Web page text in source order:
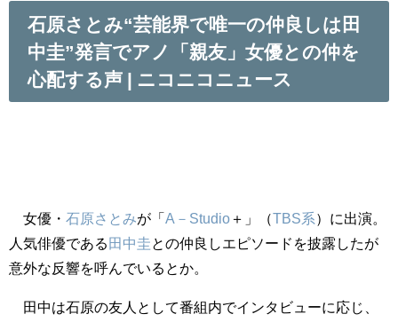
石原さとみ“芸能界で唯一の仲良しは田
中圭”発言でアノ「親友」女優との仲を
心配する声 | ニコニコニュース
女優・ 石原さとみが「 A－Studio＋」（TBS系）に出演。
人気俳優である 田中圭 との仲良しエピソードを披露したが
意外な反響を呼んでいるとか。
田中は石原の友人として番組内でインタビューに応じ、